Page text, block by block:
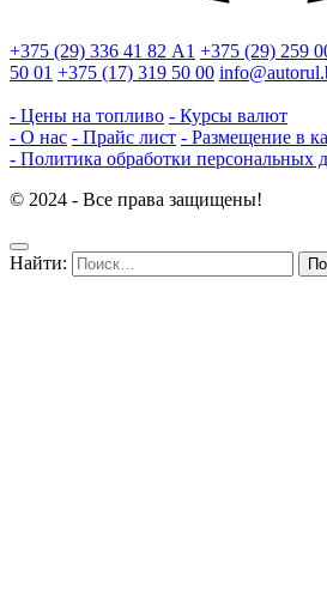
+375 (29) 336 41 82 А1 +375 (29) 259
50 01 +375 (17) 319 50 00
- Цены на топливо - Курсы валют
- О нас - Прайс лист - Размещение в
- Политика обработки персональных
© 2024 - Все права защищены!
Найти: